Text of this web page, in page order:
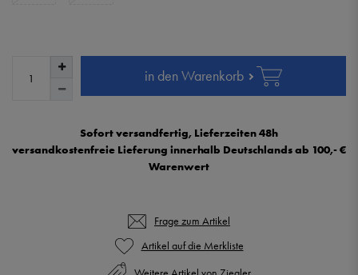
in den Warenkorb
Sofort versandfertig, Lieferzeiten 48h
versandkostenfreie Lieferung innerhalb Deutschlands ab 100,- €
Warenwert
Frage zum Artikel